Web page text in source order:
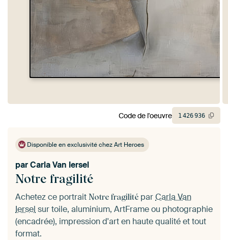
Disponible en exclusivité chez Art Heroes
Notre fragilité
parCarla Van Iersel
Achetez ce portrait Notre fragilité parCarla Van
Ierselsur toile, aluminium, ArtFrame ou photographie
(encadrée), impression d'art en haute qualité et tout
format.
Code de l'oeuvre 1426936